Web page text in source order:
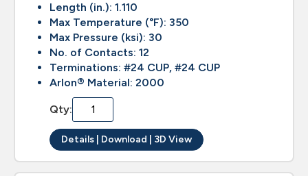
Length (in.): 1.110
Max Temperature (°F): 350
Max Pressure (ksi): 30
No. of Contacts: 12
Terminations: #24 CUP, #24 CUP
Arlon® Material: 2000
Qty:
Details | Download | 3D View